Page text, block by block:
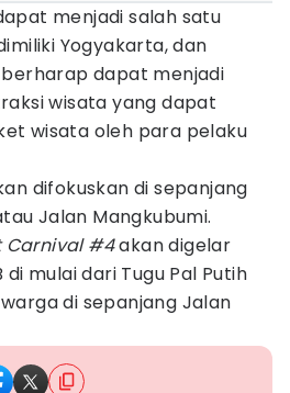
menjadi salah satu
Yogyakarta, dan
berharap dapat menjadi
wisata yang dapat
wisata oleh para pelaku
difokuskan di sepanjang
Jalan Mangkubumi.
Carnival #4akan digelar
di mulai dari Tugu Pal Putih
di sepanjang Jalan